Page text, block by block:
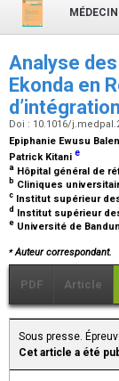
Analyse
Ekonda en
Doi : 10.1016/
Epiphanie Ewusu
Patrick Kitani e
a Hôpital général de
b Cliniques
c Institut supérieur
d Institut supérieur
e Université de
⁎Auteur correspondant.
PDF Article
Sous presse.
Cet article a été